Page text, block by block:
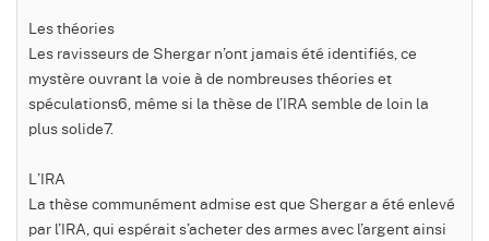
Les théories
Les ravisseurs de Shergar n’ont jamais été identifiés, ce
mystère ouvrant la voie à de nombreuses théories et
spéculations6, même si la thèse de l’IRA semble de loin la
plus solide7.
L’IRA
La thèse communément admise est que Shergar a été enlevé
par l’IRA, qui espérait s’acheter des armes avec l’argent ainsi